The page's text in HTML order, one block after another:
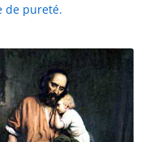
de pureté.